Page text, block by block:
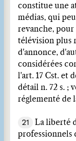
constitue une
médias, qui
revanche, pour
télévision plus
d'annonce,
considérées
l'art. 17 Cst. et
détail n. 72 s. ;
réglementé de
21
La liberté
professionnels